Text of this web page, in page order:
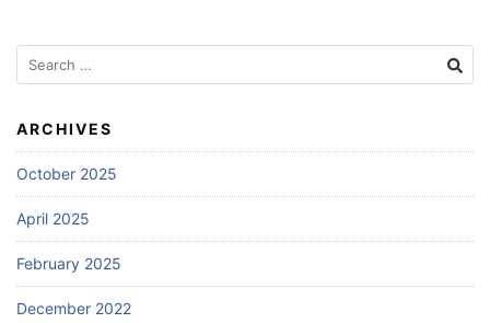
Search
for:
ARCHIVES
October 2025
April 2025
February 2025
December 2022